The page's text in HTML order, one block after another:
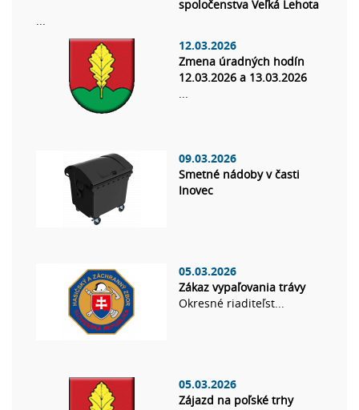
spoločenstva Veľká Lehota
...
12.03.2026
Zmena úradných hodín
12.03.2026 a 13.03.2026
...
09.03.2026
Smetné nádoby v časti
Inovec
05.03.2026
Zákaz vypaľovania trávy
Okresné riaditeľst...
05.03.2026
Zájazd na poľské trhy